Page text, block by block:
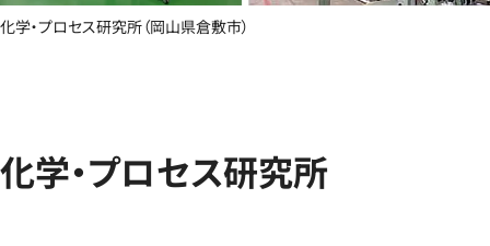
化学・プロセス研究所（岡山県倉敷市）
化学・プロセス研究所